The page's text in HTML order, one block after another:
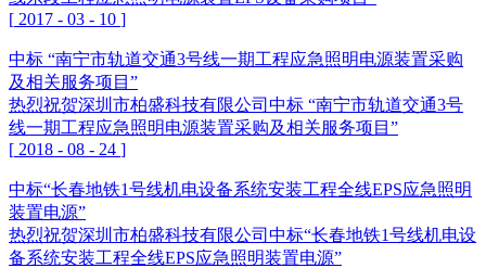
[ 2017 - 03 - 10 ]
中标 “南宁市轨道交通3号线一期工程应急照明电源装置采购
及相关服务项目”
热烈祝贺深圳市柏盛科技有限公司中标 “南宁市轨道交通3号
线一期工程应急照明电源装置采购及相关服务项目”
[ 2018 - 08 - 24 ]
中标“长春地铁1号线机电设备系统安装工程全线EPS应急照明
装置电源”
热烈祝贺深圳市柏盛科技有限公司中标“长春地铁1号线机电设
备系统安装工程全线EPS应急照明装置电源”